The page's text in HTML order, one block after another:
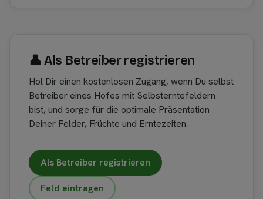
👤︎ Als Betreiber registrieren
Hol Dir einen kostenlosen Zugang, wenn Du selbst
Betreiber eines Hofes mit Selbsterntefeldern
bist, und sorge für die optimale Präsentation
Deiner Felder, Früchte und Erntezeiten.
Als Betreiber registrieren
Feld eintragen